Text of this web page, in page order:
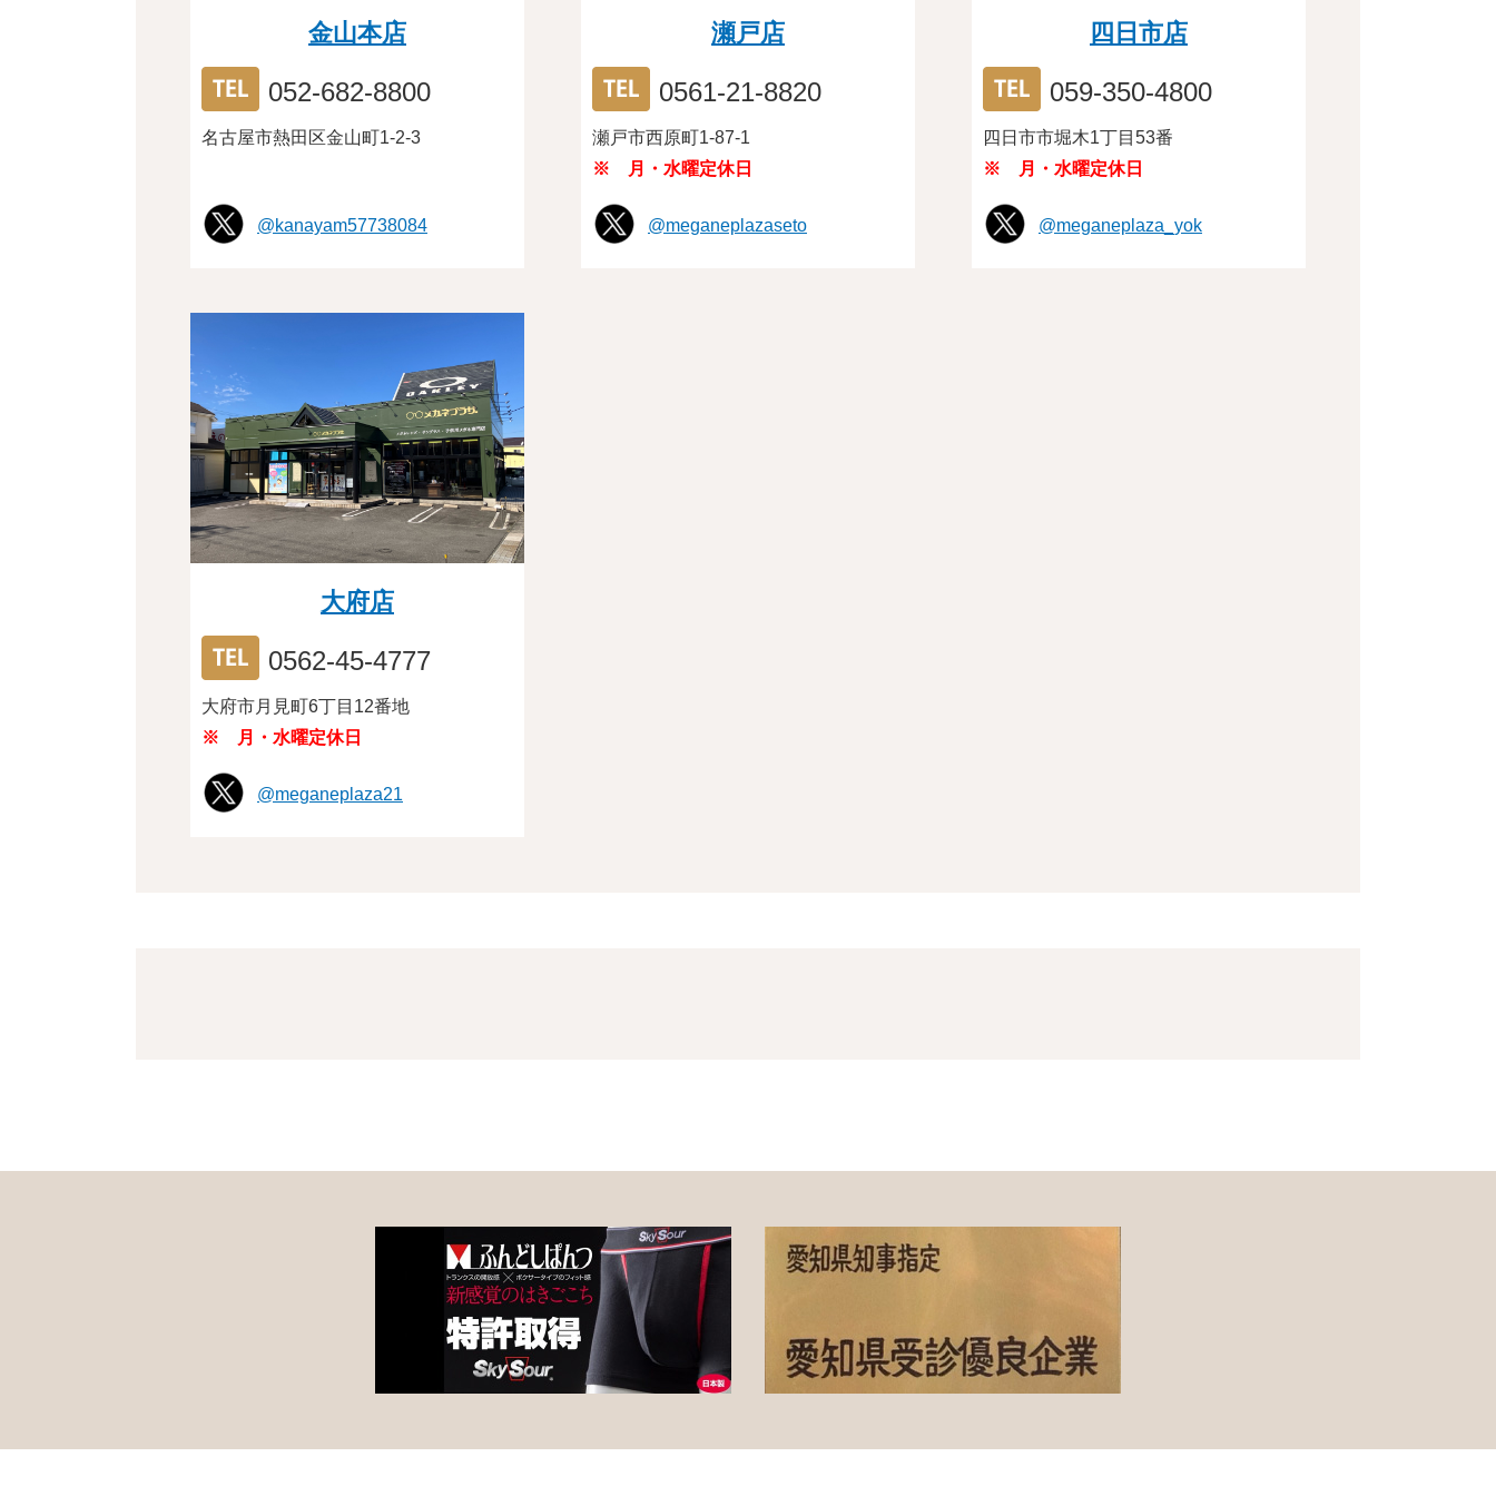
金山本店
052-682-8800
名古屋市熱田区金山町1-2-3
@kanayam57738084
瀬戸店
0561-21-8820
瀬戸市西原町1-87-1
※ 月・水曜定休日
@meganeplazaseto
四日市店
059-350-4800
四日市市堀木1丁目53番
※ 月・水曜定休日
@meganeplaza_yok
大府店
0562-45-4777
大府市月見町6丁目12番地
※ 月・水曜定休日
@meganeplaza21